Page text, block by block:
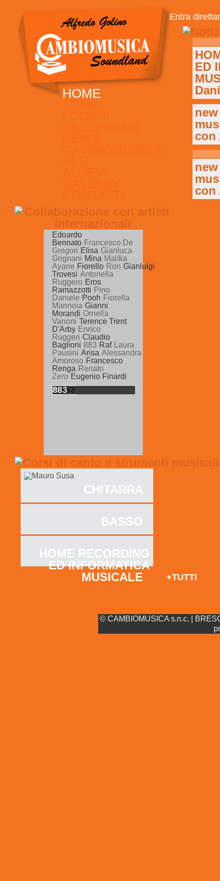
Entra
HOME
Edoardo
Bennato Francesco De
Gregori Elisa Gianluca
Grignani Mina Malika
Ayane Fiorello Ron Gianluigi
Trovesi Antonella
Ruggero Eros
Ramazzotti Pino
Daniele Pooh Fiorella
Mannoia Gianni
Morandi Ornella
Vanoni Terence Trent
D'Arby Enrico
Ruggeri Claudio
Baglioni 883 Raf
Laura
Pausini Arisa Alessandra
Amoroso Francesco
Renga Renato
Zero Eugenio Finardi
883
ED
con
con
CHITARRA
BASSO
HOME RECORDING
ED INFORMATICA
MUSICALE
+TUTTI
© CAMBIOMUSICA s.n.c. |